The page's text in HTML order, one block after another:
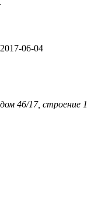
2017-06-04
46/17, строение 1